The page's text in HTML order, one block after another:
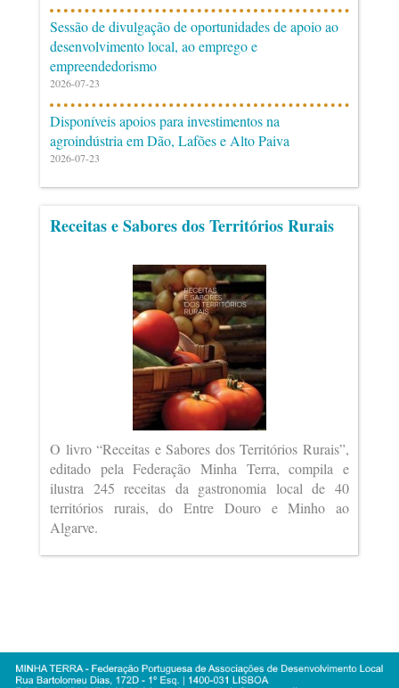
Sessão de divulgação de oportunidades de apoio ao
desenvolvimento local, ao emprego e
empreendedorismo
2026-07-23
Disponíveis apoios para investimentos na
agroindústria em Dão, Lafões e Alto Paiva
2026-07-23
Receitas e Sabores dos Territórios Rurais
O livro “Receitas e Sabores dos Territórios Rurais”,
editado pela Federação Minha Terra, compila e
ilustra 245 receitas da gastronomia local de 40
territórios rurais, do Entre Douro e Minho ao
Algarve.